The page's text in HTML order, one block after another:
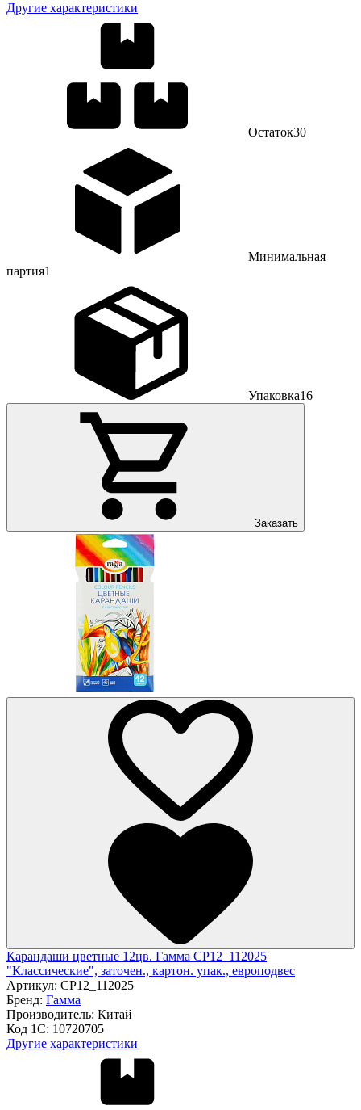
Другие характеристики
Остаток30
Минимальная
партия1
Упаковка16
Заказать
Карандаши цветные 12цв. Гамма CP12_112025
"Классические", заточен., картон. упак., европодвес
Артикул: CP12_112025
Бренд: Гамма
Производитель: Китай
Код 1С: 10720705
Другие характеристики